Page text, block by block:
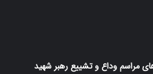
مراسم وداع و تشییع رهبر شهید